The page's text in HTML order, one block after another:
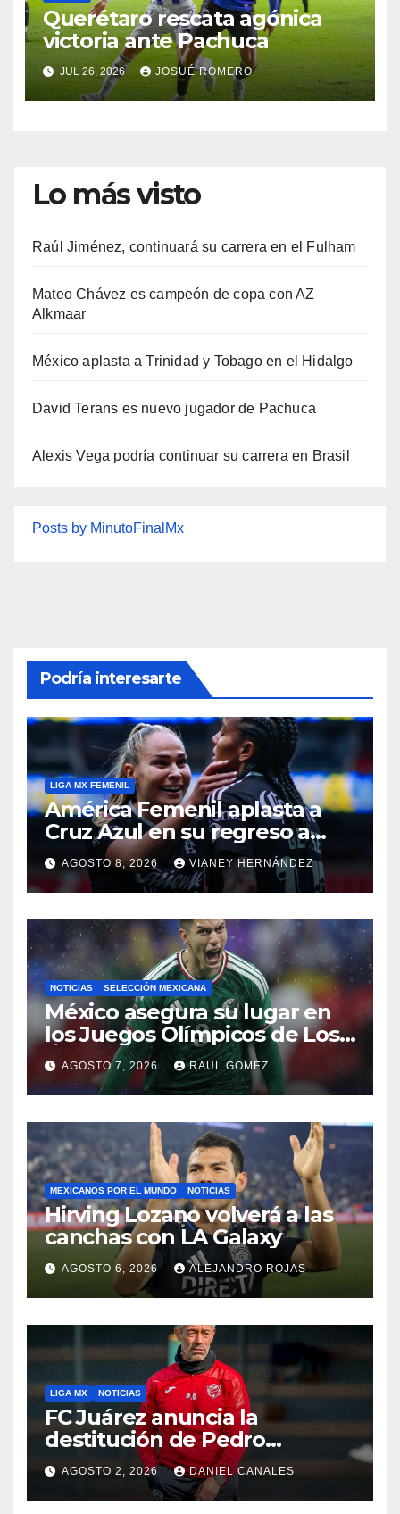
Querétaro rescata agónica
victoria ante Pachuca
JUL 26, 2026 JOSUÉ ROMERO
Lo más visto
Raúl Jiménez, continuará su carrera en el Fulham
Mateo Chávez es campeón de copa con AZ
Alkmaar
México aplasta a Trinidad y Tobago en el Hidalgo
David Terans es nuevo jugador de Pachuca
Alexis Vega podría continuar su carrera en Brasil
Posts by MinutoFinalMx
Podría interesarte
LIGA MX FEMENIL
América Femenil aplasta a
Cruz Azul en su regreso a
casa
AGOSTO 8, 2026 VIANEY HERNÁNDEZ
NOTICIAS SELECCIÓN MEXICANA
México asegura su lugar en
los Juegos Olímpicos de Los
Ángeles 2028
AGOSTO 7, 2026 RAUL GOMEZ
MEXICANOS POR EL MUNDO NOTICIAS
Hirving Lozano volverá a las
canchas con LA Galaxy
AGOSTO 6, 2026 ALEJANDRO ROJAS
LIGA MX NOTICIAS
FC Juárez anuncia la
destitución de Pedro
Caixinha
AGOSTO 2, 2026 DANIEL CANALES